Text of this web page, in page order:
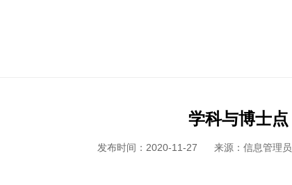
学科与博士点
发布时间：2020-11-27 来源：信息管理员